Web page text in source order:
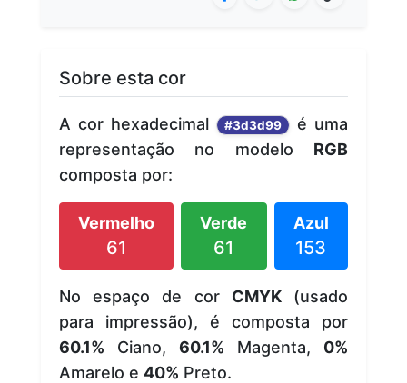
Sobre esta cor
A cor hexadecimal #3d3d99
é uma
representação no modelo RGB
composta por:
Vermelho
61
Verde
61
Azul
153
No espaço de cor CMYK(usado
para impressão), é composta por
60.1% Ciano, 60.1% Magenta, 0%
Amarelo e 40% Preto.